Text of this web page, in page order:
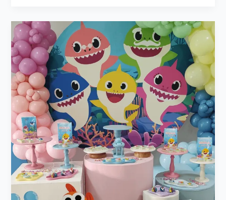
Cómo
cobrar
mesas
temáticas
y
candy
bar